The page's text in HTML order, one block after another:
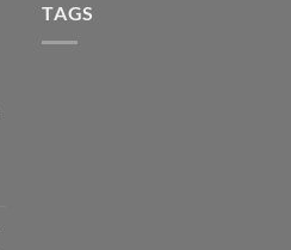
TAGS